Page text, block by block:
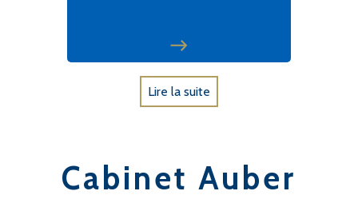
Lire la suite
Cabinet Auber